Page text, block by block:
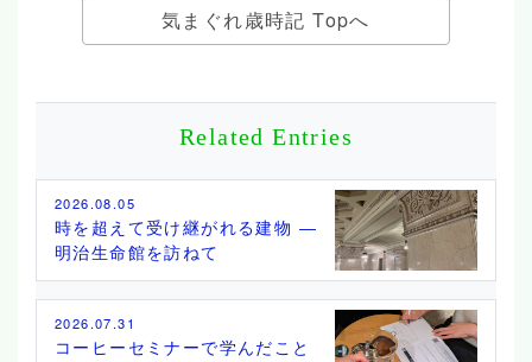
気まぐれ歳時記 Topへ
Related Entries
2026.08.05
時を超えて受け継がれる建物 ―
明治生命館を訪ねて
2026.07.31
コーヒーセミナーで学んだこと